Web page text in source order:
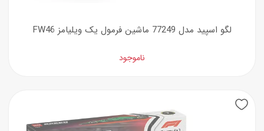
لگو اسپید مدل 77249 ماشین فرمول یک ویلیامز FW46
ناموجود